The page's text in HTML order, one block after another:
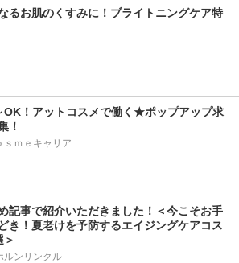
るお肌のくすみに！ブライトニングケア特
OK！アットコスメで働く★ポップアップ求
！
ｓｍｅキャリア
記事で紹介いただきました！＜今こそお手
き！夏老けを予防するエイジングケアコス
＞
ルンリンクル